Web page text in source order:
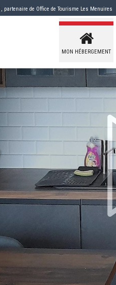
, partenaire de Office de Tourisme Les Menuires
MON HÉBERGEMENT